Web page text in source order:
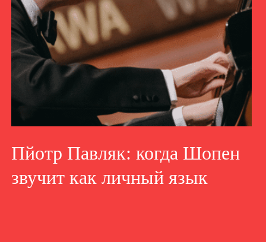
Пйотр Павляк: когда Шопен
звучит как личный язык